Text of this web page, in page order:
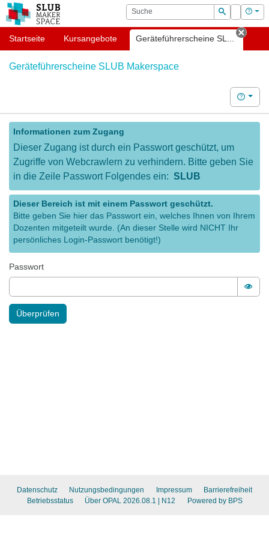
OPAL Suche
Suchen
Login Hilfe
Startseite Kursangebote Geräteführerscheine SL...
Tab
Geräteführerscheine SLUB Makerspace
Hilfe
Informationen zum Zugang
Dieser Zugang ist durch ein Passwort geschützt, um
Zugriffe von Webcrawlern zu verhindern. Bitte geben Sie
in die Zeile Passwort Folgendes ein: SLUB
Dieser Bereich ist mit einem Passwort geschützt.
Bitte geben Sie hier das Passwort ein, welches Ihnen von Ihrem
Dozenten mitgeteilt wurde. (An dieser Stelle wird NICHT Ihr
persönliches Login-Passwort benötigt!)
Passwort
Überprüfen
Datenschutz Nutzungsbedingungen Impressum
Barrierefreiheit
Betriebsstatus
Über OPAL 2026.08.1 | N12 Powered by BPS